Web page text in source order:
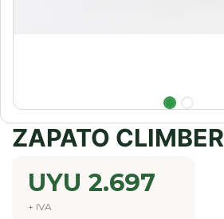
ZAPATO CLIMBER
UYU 2.697
+ IVA